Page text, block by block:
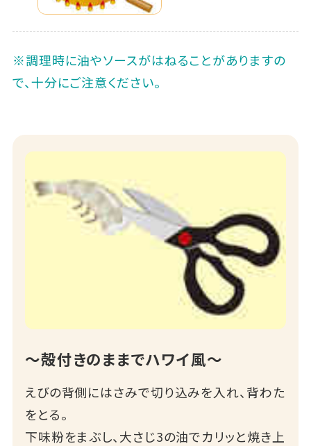
※調理時に油やソースがはねることがありますの
で、十分にご注意ください｡
～殻付きのままでハワイ風～
えびの背側にはさみで切り込みを入れ、背わた
をとる。
下味粉をまぶし、大さじ3の油でカリッと焼き上